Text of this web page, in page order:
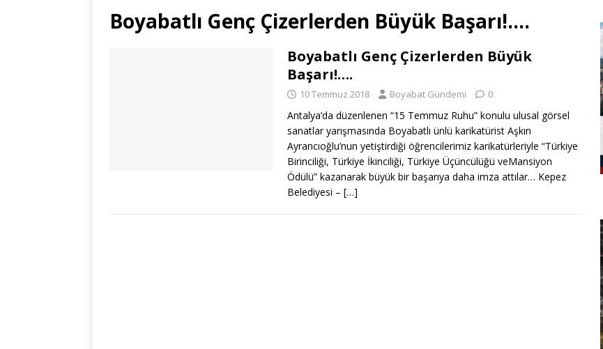
Boyabatlı Genç Çizerlerden Büyük Başarı!….
Boyabatlı Genç Çizerlerden Büyük
Başarı!….
10 Temmuz 2018 Boyabat Gündemi 0
Antalya’da düzenlenen “15 Temmuz Ruhu” konulu ulusal görsel
sanatlar yarışmasında Boyabatlı ünlü karikatürist Aşkın
Ayrancıoğlu’nun yetiştirdiği öğrencilerimiz karikatürleriyle “Türkiye
Birinciliği, Türkiye İkinciliği, Türkiye Üçüncülüğü veMansiyon
Ödülü” kazanarak büyük bir başarıya daha imza attılar… Kepez
Belediyesi – […]